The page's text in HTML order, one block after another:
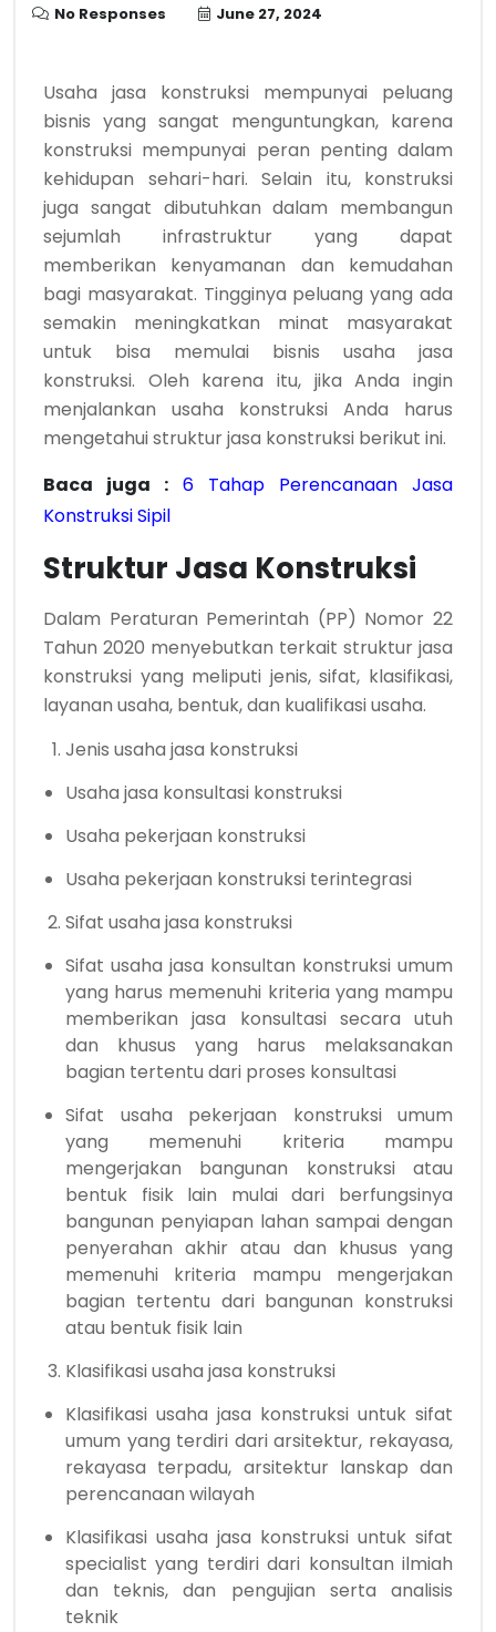
No Responses June 27, 2024
Usaha jasa konstruksi mempunyai peluang
bisnis yang sangat menguntungkan, karena
konstruksi mempunyai peran penting dalam
kehidupan sehari-hari. Selain itu, konstruksi
juga sangat dibutuhkan dalam membangun
sejumlah infrastruktur yang dapat
memberikan kenyamanan dan kemudahan
bagi masyarakat. Tingginya peluang yang ada
semakin meningkatkan minat masyarakat
untuk bisa memulai bisnis usaha jasa
konstruksi. Oleh karena itu, jika Anda ingin
menjalankan usaha konstruksi Anda harus
mengetahui struktur jasa konstruksi berikut ini.
Baca juga : 6 Tahap Perencanaan Jasa
Konstruksi Sipil
Struktur Jasa Konstruksi
Dalam Peraturan Pemerintah (PP) Nomor 22
Tahun 2020 menyebutkan terkait struktur jasa
konstruksi yang meliputi jenis, sifat, klasifikasi,
layanan usaha, bentuk, dan kualifikasi usaha.
Jenis usaha jasa konstruksi
Usaha jasa konsultasi konstruksi
Usaha pekerjaan konstruksi
Usaha pekerjaan konstruksi terintegrasi
Sifat usaha jasa konstruksi
Sifat usaha jasa konsultan konstruksi umum
yang harus memenuhi kriteria yang mampu
memberikan jasa konsultasi secara utuh
dan khusus yang harus melaksanakan
bagian tertentu dari proses konsultasi
Sifat usaha pekerjaan konstruksi umum
yang memenuhi kriteria mampu
mengerjakan bangunan konstruksi atau
bentuk fisik lain mulai dari berfungsinya
bangunan penyiapan lahan sampai dengan
penyerahan akhir atau dan khusus yang
memenuhi kriteria mampu mengerjakan
bagian tertentu dari bangunan konstruksi
atau bentuk fisik lain
Klasifikasi usaha jasa konstruksi
Klasifikasi usaha jasa konstruksi untuk sifat
umum yang terdiri dari arsitektur, rekayasa,
rekayasa terpadu, arsitektur lanskap dan
perencanaan wilayah
Klasifikasi usaha jasa konstruksi untuk sifat
specialist yang terdiri dari konsultan ilmiah
dan teknis, dan pengujian serta analisis
teknik